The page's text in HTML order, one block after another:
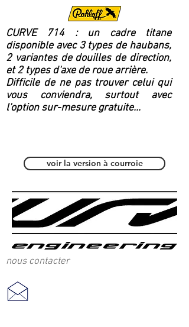
CURVE 714 : un cadre titane
disponible avec 3 types de haubans,
2 variantes de douilles de direction,
et 2 types d'axe de roue arrière.
Difficile de ne pas trouver celui qui
vous conviendra, surtout avec
l'option sur-mesure gratuite...
voir la version à courroie
nous contacter